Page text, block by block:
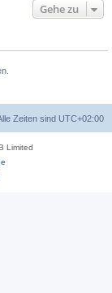
Gehe zu
Zeiten sind UTC+02:00
Limited